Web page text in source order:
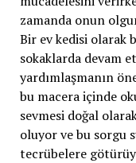
zamanda onun
Bir ev kedisi olarak
sokaklarda devam
yardımlaşmanın
bu macera içinde
sevmesi doğal
oluyor ve bu sorgu
tecrübelere